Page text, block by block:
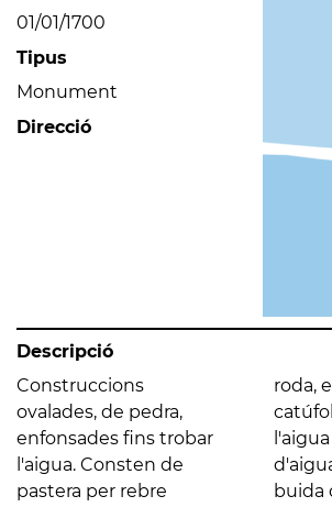
01/01/1700
Tipus
Monument
Direcció
Descripció
Construccions
ovalades, de pedra,
enfonsades fins trobar
l'aigua. Consten de
pastera per rebre
roda, el rosari de
catúfols entren dins
l'aigua i s'omplen
d'aigua. Aquesta aigua
buida dins la pastera,